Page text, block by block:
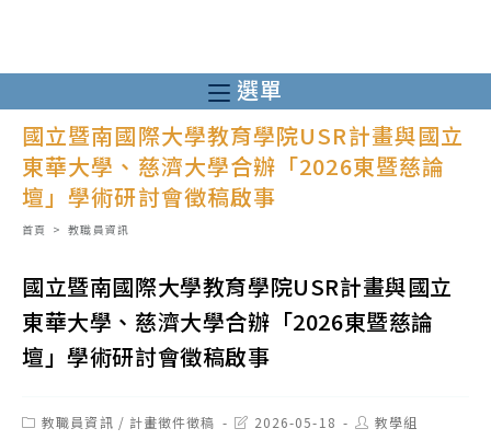
至
主
容
選單
國立暨南國際大學教育學院USR計畫與國立
東華大學、慈濟大學合辦「2026東暨慈論
壇」學術研討會徵稿啟事
首頁 > 教職員資訊
國立暨南國際大學教育學院USR計畫與國立
東華大學、慈濟大學合辦「2026東暨慈論
壇」學術研討會徵稿啟事
Post教職員資訊 / 計畫徵件徵稿
Post2026-05-18
Post教學組